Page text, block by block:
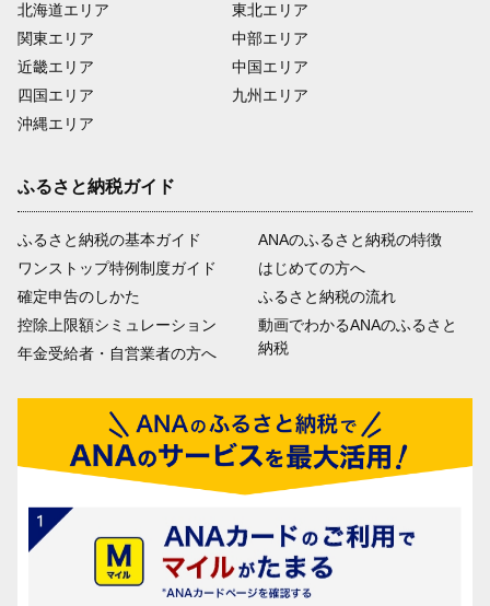
北海道エリア
関東エリア
近畿エリア
四国エリア
沖縄エリア
東北エリア
中部エリア
中国エリア
九州エリア
ふるさと納税ガイド
ふるさと納税の基本ガイド
ワンストップ特例制度ガイド
確定申告のしかた
控除上限額シミュレーション
年金受給者・自営業者の方へ
ANAのふるさと納税の特徴
はじめての方へ
ふるさと納税の流れ
動画でわかるANAのふるさと
納税